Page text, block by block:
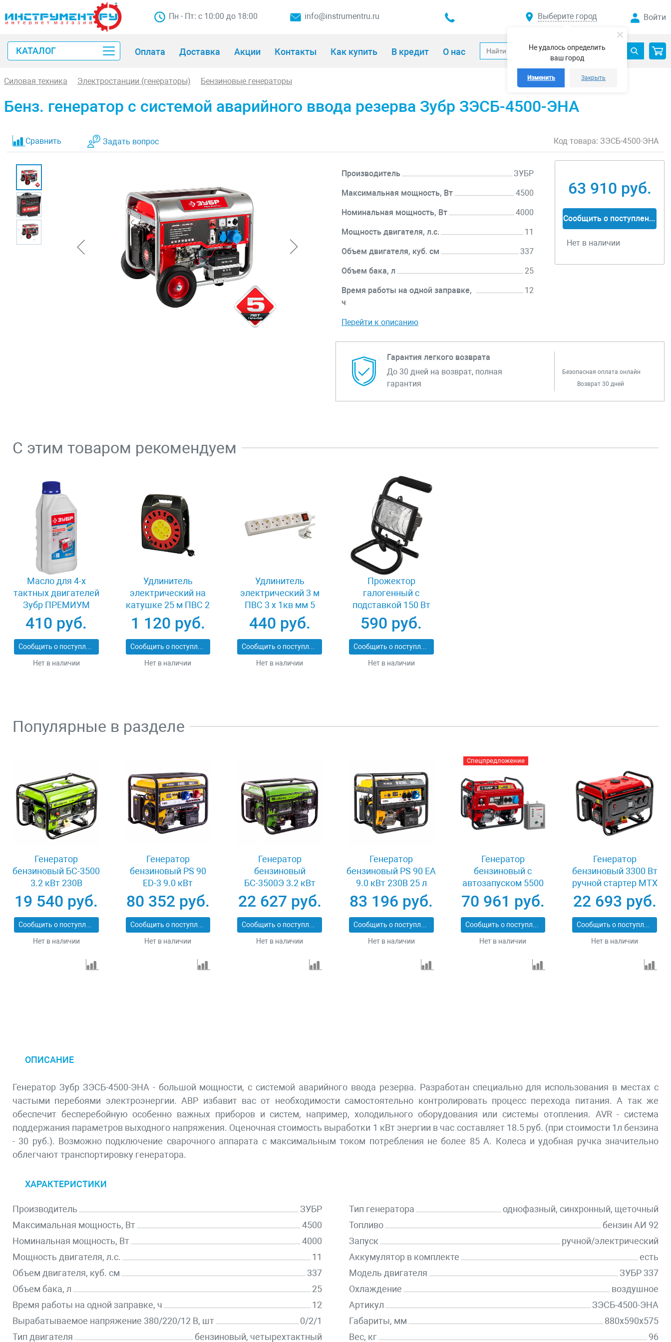
Не удалось определить
ваш город
Изменить Закрыть
Пн - Пт: с 10:00 до 18:00 info@instrumentru.ru Выберите город Войти
КАТАЛОГ Оплата Доставка Акции Контакты Как купить В кредит О нас
Силовая техника Электростанции (генераторы) Бензиновые генераторы
Бенз. генератор с системой аварийного ввода резерва Зубр ЗЭСБ-4500-ЭНА
Сравнить Задать вопрос Код товара: ЗЭСБ-4500-ЭНА
Производитель ЗУБР
Максимальная мощность, Вт 4500
Номинальная мощность, Вт 4000
Мощность двигателя, л.с. 11
Объем двигателя, куб. см 337
Объем бака, л 25
Время работы на одной заправке,
ч
12
Перейти к описанию
63 910 руб.
Сообщить о поступлении
Нет в наличии
Гарантия легкого возврата
До 30 дней на возврат, полная
гарантия
Безопасная оплата онлайн
Возврат 30 дней
С этим товаром рекомендуем
Масло для 4-х
тактных двигателей
Зубр ПРЕМИУМ
ЗМД-4Т
410 руб.
Сообщить о поступлении
Нет в наличии
Удлинитель
электрический на
катушке 25 м ПВС 2
х 1кв мм 4 гнезда
СВЕТОЗАР
КОМФОРТ SV-55073-
25
1 120 руб.
Сообщить о поступлении
Нет в наличии
Удлинитель
электрический 3 м
ПВС 3 х 1кв мм 5
гнезд СВЕТОЗАР
ОПТИМА SV-55055-3
440 руб.
Сообщить о поступлении
Нет в наличии
Прожектор
галогенный с
подставкой 150 Вт
Светозар SV-57121-B
590 руб.
Сообщить о поступлении
Нет в наличии
Популярные в разделе
Генератор
бензиновый БС-3500
3.2 кВт 230В
четырехтактный 15
л ручной стартер
Сибртех 94544
19 540 руб.
Сообщить о поступлении
Нет в наличии
Генератор
бензиновый PS 90
ED-3 9.0 кВт
переключение
режима 230 В/400 В
25 л электростартер
Denzel 946944
80 352 руб.
Сообщить о поступлении
Нет в наличии
Генератор
бензиновый
БС-3500Э 3.2 кВт
230В 4-х тактный 15
л электростартер
Сибртех 94538
22 627 руб.
Сообщить о поступлении
Нет в наличии
Генератор
бензиновый PS 90 EA
9.0 кВт 230В 25 л
коннектор
автоматики
электростартер
Denzel 946934
83 196 руб.
Сообщить о поступлении
Нет в наличии
Спецпредложение
Генератор
бензиновый с
автозапуском 5500
Вт Зубр СБА-5500
70 961 руб.
Сообщить о поступлении
Нет в наличии
Генератор
бензиновый 3300 Вт
ручной стартер MTX
RS-4000 946115
22 693 руб.
Сообщить о поступлении
Нет в наличии
ОПИСАНИЕ
Генератор Зубр ЗЭСБ-4500-ЭНА - большой мощности, с системой аварийного ввода резерва. Разработан специально для использования в местах с
частыми перебоями электроэнергии. АВР избавит вас от необходимости самостоятельно контролировать процесс перехода питания. А так же
обеспечит бесперебойную особенно важных приборов и систем, например, холодильного оборудования или системы отопления. AVR - система
поддержания параметров выходного напряжения. Оценочная стоимость выработки 1 кВт энергии в час составляет 18.5 руб. (при стоимости 1л бензина
- 30 руб.). Возможно подключение сварочного аппарата с максимальным током потребления не более 85 А. Колеса и удобная ручка значительно
облегчают транспортировку генератора.
ХАРАКТЕРИСТИКИ
Производитель
ЗУБР
Максимальная мощность, Вт
4500
Номинальная мощность, Вт
4000
Мощность двигателя, л.с.
11
Объем двигателя, куб. см
337
Объем бака, л
25
Время работы на одной заправке, ч
12
Вырабатываемое напряжение 380/220/12 В, шт
0/2/1
Тип двигателя
бензиновый, четырехтактный
Тип генератора
однофазный, синхронный, щеточный
Топливо
бензин АИ 92
Запуск
ручной/электрический
Аккумулятор в комплекте
есть
Модель двигателя
ЗУБР 337
Охлаждение
воздушное
Артикул
ЗЭСБ-4500-ЭНА
Габариты, мм
880х590х575
Вес, кг
96